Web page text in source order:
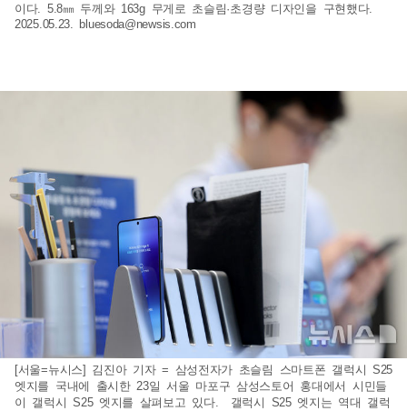
이다. 5.8㎜ 두께와 163g 무게로 초슬림·초경량 디자인을 구현했다.
2025.05.23.
bluesoda@newsis.com
[서울=뉴시스] 김진아 기자 = 삼성전자가 초슬림 스마트폰 갤럭시 S25
엣지를 국내에 출시한 23일 서울 마포구 삼성스토어 홍대에서 시민들
이 갤럭시 S25 엣지를 살펴보고 있다. 갤럭시 S25 엣지는 역대 갤럭